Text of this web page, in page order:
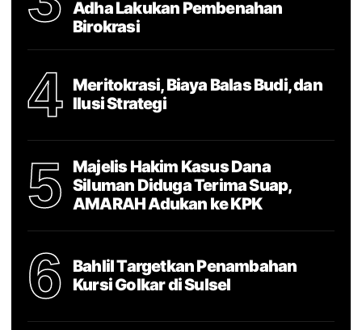
Adha Lakukan Pembenahan
Birokrasi
4
Meritokrasi, Biaya Balas Budi, dan
Ilusi Strategi
5
Majelis Hakim Kasus Dana
Siluman Diduga Terima Suap,
AMARAH Adukan ke KPK
6
Bahlil Targetkan Penambahan
Kursi Golkar di Sulsel